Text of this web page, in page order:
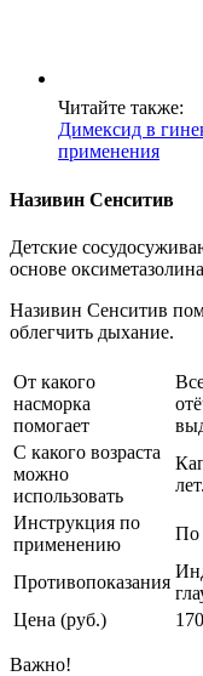
Читайте также:
Димексид в
применения
Називин Сенситив
Детские
основе
Називин Сенситив
облегчить дыхание.
От какого
насморка
помогает
С какого возраста
можно
использовать
Инструкция по
применению
По
Противопоказания
Цена (руб.)
Важно!